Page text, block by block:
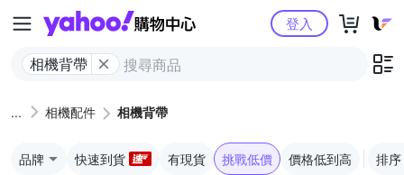
Yahoo購物中心
相機背帶
登入
相機配件 相機背帶
品牌 快速到貨 有現貨 挑戰低價 價格低到高 排序